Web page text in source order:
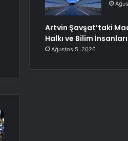
Artvin Şavşat’taki
Halkı ve Bilim
Ağustos 5, 2026